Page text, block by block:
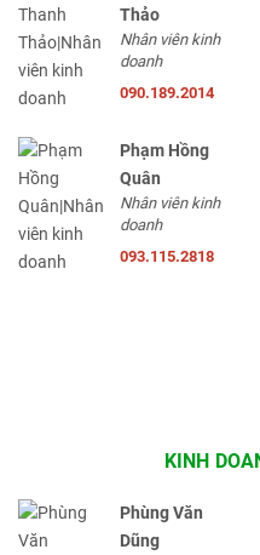
Thảo
Nhân viên kinh
doanh
090.189.2014
Phạm Hồng
Quân
Nhân viên kinh
doanh
093.115.2818
KINH
Phùng Văn
Dũng